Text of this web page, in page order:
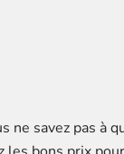
savez pas à